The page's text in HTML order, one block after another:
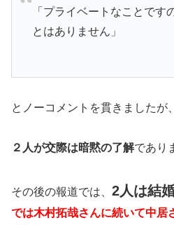
「プライベートなことです
とはありません」
とノーコメントを貫きましたが
２人が交際は暗黙の了解であり
その後の報道では、 2人は結
では木村拓哉さんに続いて中居